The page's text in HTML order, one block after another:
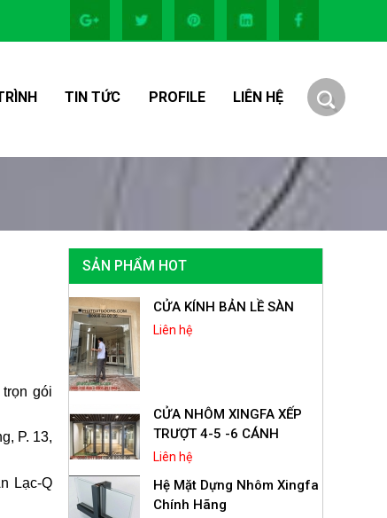
TIN TỨC PROFILE LIÊN HỆ
gói
P. 13,
Lạc-Q
SẢN PHẨM HOT
CỬA KÍNH BẢN LỀ SÀN
Liên hệ
CỬA NHÔM XINGFA XẾP
TRƯỢT 4-5 -6 CÁNH
Liên hệ
Hệ Mặt Dựng Nhôm Xingfa
Chính Hãng